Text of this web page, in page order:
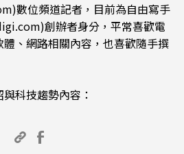
數位頻道記者，目前為自由寫手
創辦者身分，平常喜歡電
、網路相關內容，也喜歡隨手撰
科技趨勢內容：